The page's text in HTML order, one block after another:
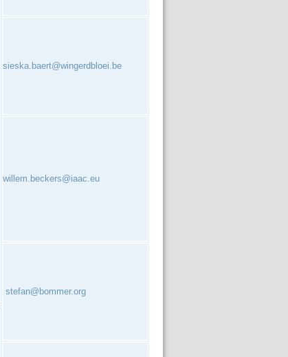
sieska.baert@wingerdbloei.be
willem.beckers@iaac.eu
stefan@bommer.org